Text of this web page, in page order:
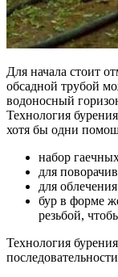
Для начала стоит
обсадной трубой
водоносный
Технология
хотя бы одни
набор
для
для
бур в форме
резьбой,
Технология